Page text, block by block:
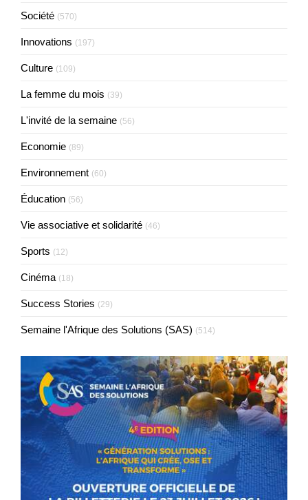
Société (570)
Innovations (197)
Culture (109)
La femme du mois (39)
L'invité de la semaine (56)
Economie (89)
Environnement (60)
Éducation (56)
Vie associative et solidarité (46)
Sports (12)
Cinéma (18)
Success Stories (29)
Semaine l'Afrique des Solutions (SAS) (514)